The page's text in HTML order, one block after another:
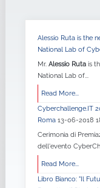
Alessio Ruta is the
National Lab of
Mr. Alessio Rutais
National Lab of...
Read More...
Cyberchallenge.IT
Roma 13-06-2018
Cerimonia di
dell'evento
Read More...
Libro Bianco: "Il